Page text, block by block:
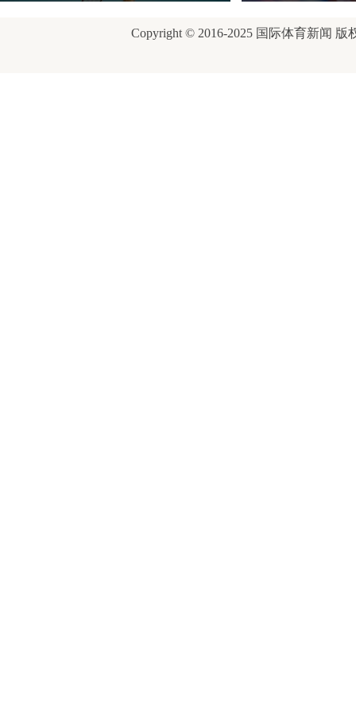
Copyright © 2016-2025 国际体育新闻